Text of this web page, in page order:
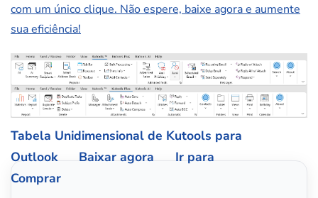
com um único clique. Não espere, baixe agora e aumente
sua eficiência!
Tabela Unidimensional de Kutools para
Outlook
Baixar agora
Ir para
Comprar